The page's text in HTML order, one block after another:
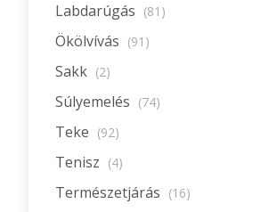
Labdarúgás (81)
Ökölvívás (91)
Sakk (2)
Súlyemelés (74)
Teke (92)
Tenisz (4)
Természetjárás (16)